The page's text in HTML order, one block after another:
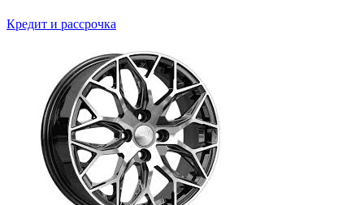
Кредит и рассрочка